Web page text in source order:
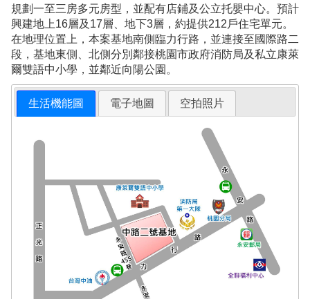
規劃一至三房多元房型，並配有店鋪及公立托嬰中心。預計
興建地上16層及17層、地下3層，約提供212戶住宅單元。
在地理位置上，本案基地南側臨力行路，並連接至國際路二
段，基地東側、北側分別鄰接桃園市政府消防局及私立康萊
爾雙語中小學，並鄰近向陽公園。
生活機能圖 電子地圖 空拍照片